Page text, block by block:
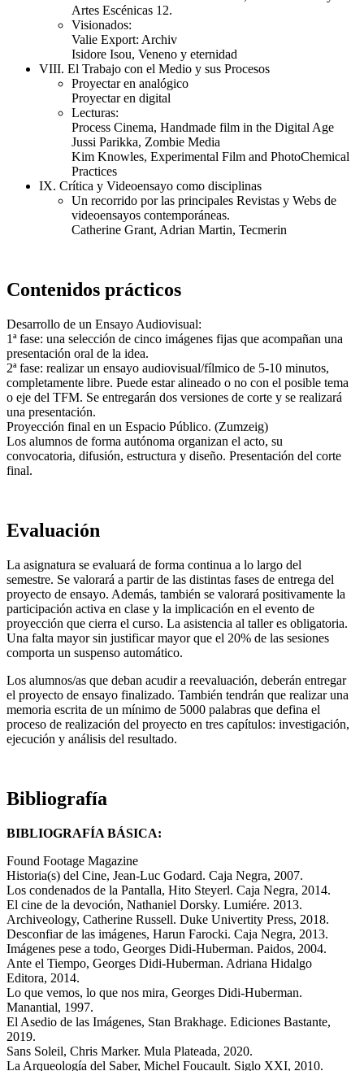
Artes Escénicas 12.
Visionados:
Valie Export: Archiv
Isidore Isou, Veneno y eternidad
VIII. El Trabajo con el Medio y sus Procesos
Proyectar en analógico
Proyectar en digital
Lecturas:
Process Cinema, Handmade film in the Digital Age
Jussi Parikka, Zombie Media
Kim Knowles, Experimental Film and PhotoChemical
Practices
IX. Crítica y Videoensayo como disciplinas
Un recorrido por las principales Revistas y Webs de
videoensayos contemporáneas.
Catherine Grant, Adrian Martin, Tecmerin
Contenidos prácticos
Desarrollo de un Ensayo Audiovisual:
1ª fase: una selección de cinco imágenes fijas que acompañan una
presentación oral de la idea.
2ª fase: realizar un ensayo audiovisual/fílmico de 5-10 minutos,
completamente libre. Puede estar alineado o no con el posible tema
o eje del TFM. Se entregarán dos versiones de corte y se realizará
una presentación.
Proyección final en un Espacio Público. (Zumzeig)
Los alumnos de forma autónoma organizan el acto, su
convocatoria, difusión, estructura y diseño. Presentación del corte
final.
Evaluación
La asignatura se evaluará de forma continua a lo largo del
semestre. Se valorará a partir de las distintas fases de entrega del
proyecto de ensayo. Además, también se valorará positivamente la
participación activa en clase y la implicación en el evento de
proyección que cierra el curso. La asistencia al taller es obligatoria.
Una falta mayor sin justificar mayor que el 20% de las sesiones
comporta un suspenso automático.
Los alumnos/as que deban acudir a reevaluación, deberán entregar
el proyecto de ensayo finalizado. También tendrán que realizar una
memoria escrita de un mínimo de 5000 palabras que defina el
proceso de realización del proyecto en tres capítulos: investigación,
ejecución y análisis del resultado.
Bibliografía
BIBLIOGRAFÍA BÁSICA:
Found Footage Magazine
Historia(s) del Cine, Jean-Luc Godard. Caja Negra, 2007.
Los condenados de la Pantalla, Hito Steyerl. Caja Negra, 2014.
El cine de la devoción, Nathaniel Dorsky. Lumiére. 2013.
Archiveology, Catherine Russell. Duke Univertity Press, 2018.
Desconfiar de las imágenes, Harun Farocki. Caja Negra, 2013.
Imágenes pese a todo, Georges Didi-Huberman. Paidos, 2004.
Ante el Tiempo, Georges Didi-Huberman. Adriana Hidalgo
Editora, 2014.
Lo que vemos, lo que nos mira, Georges Didi-Huberman.
Manantial, 1997.
El Asedio de las Imágenes, Stan Brakhage. Ediciones Bastante,
2019.
Sans Soleil, Chris Marker. Mula Plateada, 2020.
La Arqueología del Saber, Michel Foucault. Siglo XXI, 2010.